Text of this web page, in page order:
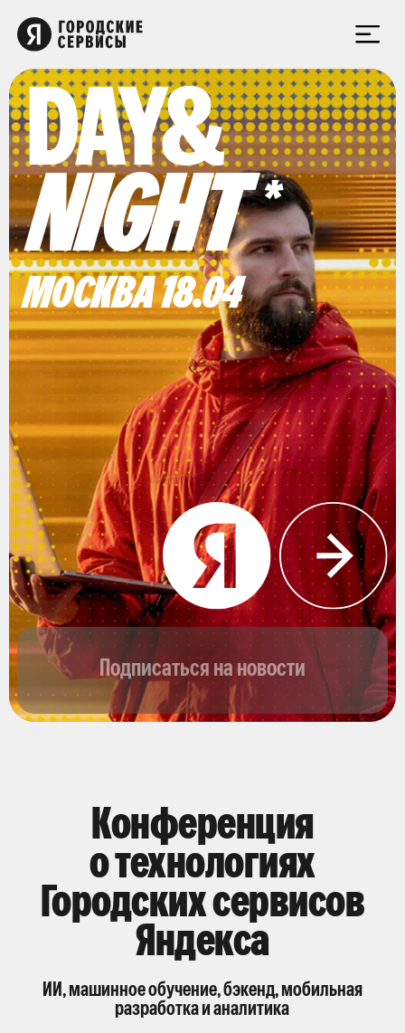
DAY&
NIGHT
МОСКВА 18.04
Подписаться на новости
Конференция
о технологиях
Городских сервисов
Яндекса
ИИ, машинное обучение, бэкенд, мобильная
разработка и аналитика